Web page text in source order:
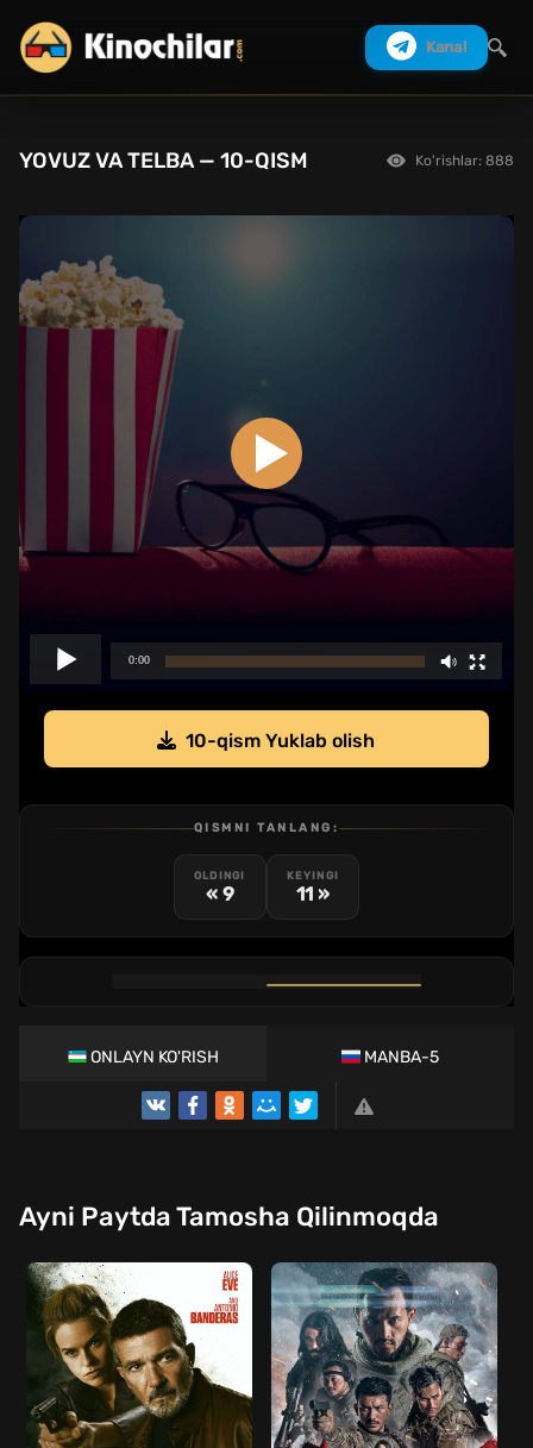
Kanal
YOVUZ VA TELBA — 10-QISM Ko'rishlar: 888
10-qism Yuklab olish
QISMNI TANLANG:
OLDINGI
« 9
KEYINGI
11 »
2
ONLAYN KO'RISH MANBA-5
Ayni Paytda Tamosha Qilinmoqda